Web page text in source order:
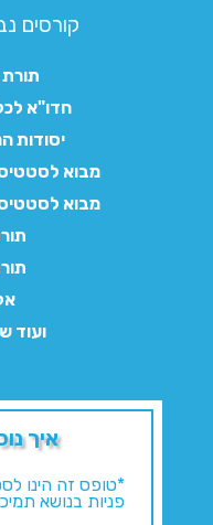
קורסים
תורת
חדו"א
יסודות
מבוא
מבוא
ועוד
איך
*טופס זה הינו
פניות בנושא